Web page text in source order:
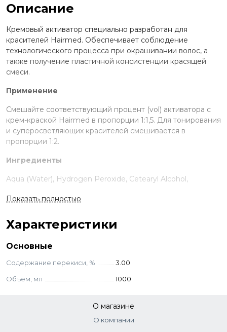
Описание
Кремовый активатор специально разработан для
красителей Hairmed. Обеспечивает соблюдение
технологического процесса при окрашивании волос, а
также получение пластичной консистенции красящей
смеси.
Применение
Смешайте соответствующий процент (vol) активатора с
крем-краской Hairmed в пропорции 1:1,5. Для тонирования
и суперосветляющих красителей смешивается в
пропорции 1:2.
Ингредиенты
Aqua (Water), Hydrogen Peroxide, Cetearyl Alcohol,
Phosphoric Acid.
Показать полностью
Характеристики
Основные
Содержание перекиси, %
3.00
Объем, мл
1000
О магазине
О компании